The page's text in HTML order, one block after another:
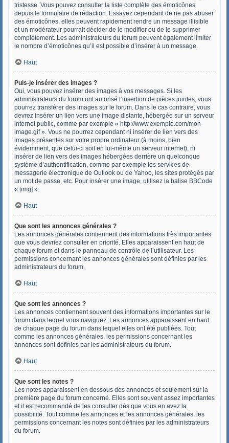
tristesse. Vous pouvez consulter la liste complète des émoticônes
depuis le formulaire de rédaction. Essayez cependant de ne pas abuser
des émoticônes, elles peuvent rapidement rendre un message illisible
et un modérateur pourrait décider de le modifier ou de le supprimer
complètement. Les administrateurs du forum peuvent également limiter
le nombre d’émoticônes qu’il est possible d’insérer à un message.
Haut
Puis-je insérer des images ?
Oui, vous pouvez insérer des images à vos messages. Si les
administrateurs du forum ont autorisé l’insertion de pièces jointes, vous
pourrez transférer des images sur le forum. Dans le cas contraire, vous
devrez insérer un lien vers une image distante, hébergée sur un serveur
internet public, comme par exemple « http://www.exemple.com/mon-
image.gif ». Vous ne pourrez cependant ni insérer de lien vers des
images présentes sur votre propre ordinateur (à moins, bien
évidemment, que celui-ci soit en lui-même un serveur internet), ni
insérer de lien vers des images hébergées derrière un quelconque
système d’authentification, comme par exemple les services de
messagerie électronique de Outlook ou de Yahoo, les sites protégés par
un mot de passe, etc. Pour insérer une image, utilisez la balise BBCode
« [img] ».
Haut
Que sont les annonces générales ?
Les annonces générales contiennent des informations très importantes
que vous devriez consulter en priorité. Elles apparaissent en haut de
chaque forum et dans le panneau de contrôle de l’utilisateur. Les
permissions concernant les annonces générales sont définies par les
administrateurs du forum.
Haut
Que sont les annonces ?
Les annonces contiennent souvent des informations importantes sur le
forum dans lequel vous naviguez. Les annonces apparaissent en haut
de chaque page du forum dans lequel elles ont été publiées. Tout
comme les annonces générales, les permissions concernant les
annonces sont définies par les administrateurs du forum.
Haut
Que sont les notes ?
Les notes apparaissent en dessous des annonces et seulement sur la
première page du forum concerné. Elles sont souvent assez importantes
et il est recommandé de les consulter dès que vous en avez la
possibilité. Tout comme les annonces et les annonces générales, les
permissions concernant les notes sont définies par les administrateurs
du forum.